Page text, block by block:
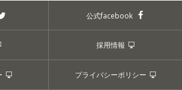
公式facebook
採用情報
プライバシーポリシー